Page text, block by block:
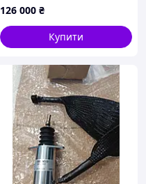
126 000 ₴
Купити